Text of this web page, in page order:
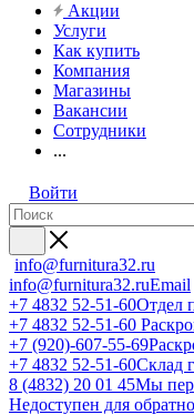
Акции
Услуги
Как купить
Компания
Магазины
Вакансии
Сотрудники
...
Войти
info@furnitura32.ru
info@furnitura32.ruEmail
+7 4832 52-51-60Отдел
+7 4832 52-51-60
+7 (920)-607-55-69
+7 4832 52-51-60Склад
8 (4832) 20 01 45Мы
Недоступен для